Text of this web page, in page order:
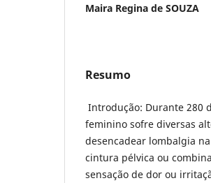
Maira Regina de SOUZA
Resumo
Introdução: Durante 280
feminino sofre diversas
desencadear lombalgia
cintura pélvica ou
sensação de dor ou